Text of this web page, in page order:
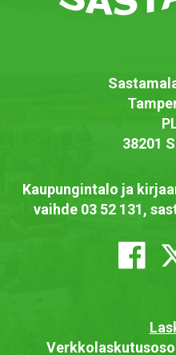
38201
Kaupungintalo ja
vaihde 03 52 131,